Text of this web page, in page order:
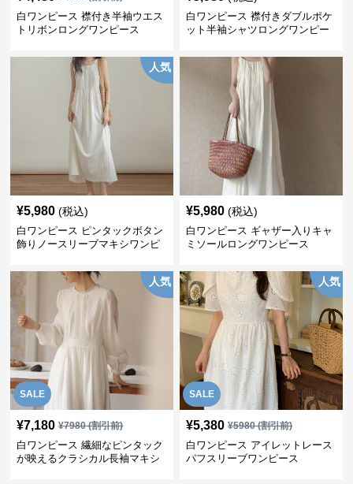
白ワンピース 襟付き半袖ウエス
トリボンロングワンピース
白ワンピース 襟付きダブルポケ
ット半袖シャツロングワンピー
人気
¥5,980 (税込)
白ワンピース ピンタックボタン
飾りノースリーブマキシワンピ
¥5,980 (税込)
白ワンピース ギャザー入りキャ
ミソールロングワンピース
SALE
人気
¥7,180 ¥7980(割引前)
白ワンピース 繊細なピンタック
が映えるクラシカル長袖マキシ
SALE
人気
¥5,380 ¥5980(割引前)
白ワンピース アイレットレース
パフスリーブワンピース